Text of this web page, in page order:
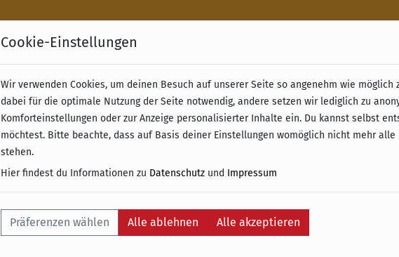
Kostenloser Versand & Retoure ab 49 € (innerhalb Deutschlands)
Cookie-Einstellungen
Wir verwenden Cookies, um deinen Besuch auf unserer Seite so angenehm wie möglich
dabei für die optimale Nutzung der Seite notwendig, andere setzen wir lediglich zu
Komforteinstellungen oder zur Anzeige personalisierter Inhalte ein. Du kannst selbst
möchtest. Bitte beachte, dass auf Basis deiner Einstellungen womöglich nicht mehr
stehen.
Hier findest du Informationen zu Datenschutz und Impressum
Präferenzen wählen Alle ablehnen Alle akzeptieren